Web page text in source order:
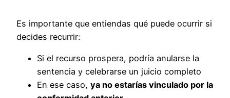
Es importante que entiendas qué puede ocurrir si
decides recurrir:
Si el recurso prospera, podría anularse la
sentencia y celebrarse un juicio completo
En ese caso, ya no estarías vinculado por la